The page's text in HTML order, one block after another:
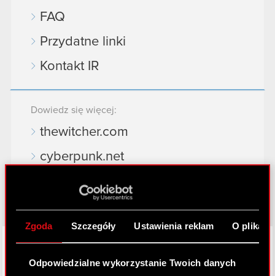
Zgoda Szczegóły Ustawienia reklam O
Odpowiedzialne wykorzystanie Twoich danych
FAQ
Przydatne linki
Kontakt IR
Dowiedz się więcej:
thewitcher.com
cyberpunk.net
gear.cdprojektred.com